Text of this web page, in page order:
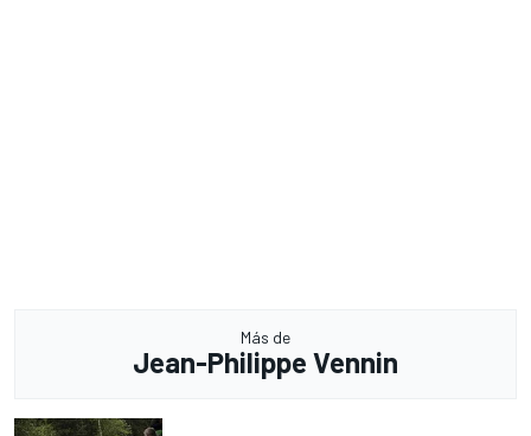
Más de
Jean-Philippe Vennin